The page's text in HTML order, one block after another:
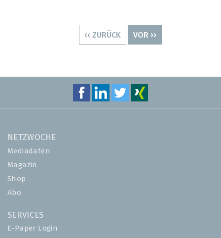
VORHERIGE
‹‹ ZURÜCK
NÄCHSTE
VOR ››
NETZWOCHE
Mediadaten
Magazin
Shop
Abo
SERVICES
E-Paper Login